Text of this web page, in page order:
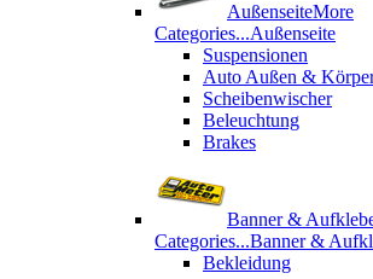
AußenseiteMore
Categories...Außenseite
Suspensionen
Auto Außen &
Scheibenwischer
Beleuchtung
Brakes
Banner &
Categories...Banner &
Bekleidung